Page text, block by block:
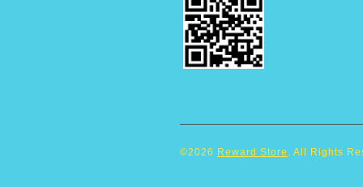
©2026 Reward Store . All Rights